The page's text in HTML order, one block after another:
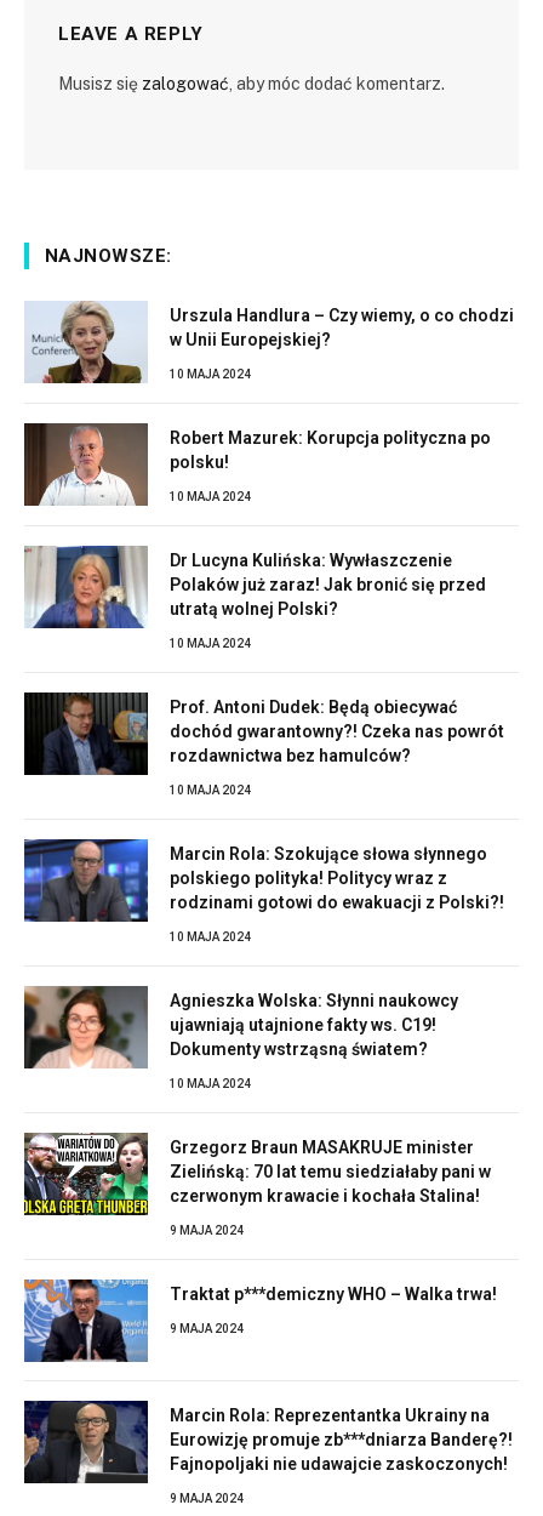
LEAVE A REPLY
Musisz się zalogować , aby móc dodać komentarz.
NAJNOWSZE:
Urszula Handlura – Czy wiemy, o co chodzi
w Unii Europejskiej?
10 MAJA 2024
Robert Mazurek: Korupcja polityczna po
polsku!
10 MAJA 2024
Dr Lucyna Kulińska: Wywłaszczenie
Polaków już zaraz! Jak bronić się przed
utratą wolnej Polski?
10 MAJA 2024
Prof. Antoni Dudek: Będą obiecywać
dochód gwarantowny?! Czeka nas powrót
rozdawnictwa bez hamulców?
10 MAJA 2024
Marcin Rola: Szokujące słowa słynnego
polskiego polityka! Politycy wraz z
rodzinami gotowi do ewakuacji z Polski?!
10 MAJA 2024
Agnieszka Wolska: Słynni naukowcy
ujawniają utajnione fakty ws. C19!
Dokumenty wstrząsną światem?
10 MAJA 2024
Grzegorz Braun MASAKRUJE minister
Zielińską: 70 lat temu siedziałaby pani w
czerwonym krawacie i kochała Stalina!
9 MAJA 2024
Traktat p***demiczny WHO – Walka trwa!
9 MAJA 2024
Marcin Rola: Reprezentantka Ukrainy na
Eurowizję promuje zb***dniarza Banderę?!
Fajnopoljaki nie udawajcie zaskoczonych!
9 MAJA 2024